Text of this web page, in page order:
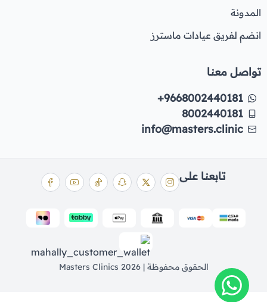
المدونة
انضم لفريق عيادات ماسترز
تواصل معنا
+9668002440181
8002440181
info@masters.clinic
الحقوق محفوظة | 2026 Masters Clinics
تابعنا على